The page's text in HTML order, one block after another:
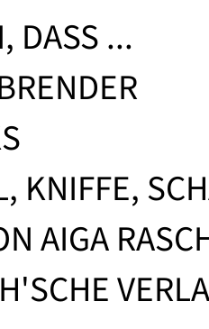
DASS ...
KNIFFE,
AIGA